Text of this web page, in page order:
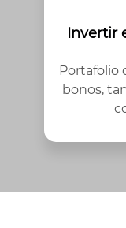
Invertir
Portafolio
bonos,